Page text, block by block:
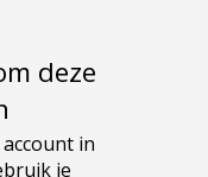
deze